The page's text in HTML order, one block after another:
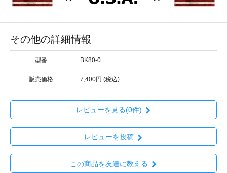
その他の詳細情報
型番 BK80-0
販売価格 7,400円 (税込)
レビューを見る(0件)
レビューを投稿
この商品を友達に教える